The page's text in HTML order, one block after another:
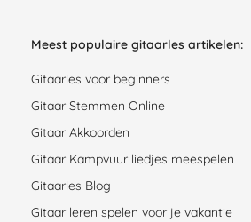
Meest populaire gitaarles artikelen:
Gitaarles voor beginners
Gitaar Stemmen Online
Gitaar Akkoorden
Gitaar Kampvuur liedjes meespelen
Gitaarles Blog
Gitaar leren spelen voor je vakantie